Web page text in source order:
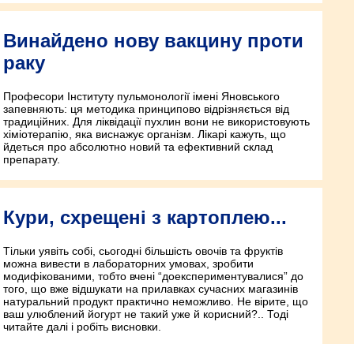
Винайдено нову вакцину проти
раку
Професори Інституту пульмонології імені Яновського
запевняють: ця методика принципово відрізняється від
традиційних. Для ліквідації пухлин вони не використовують
хіміотерапію, яка виснажує організм. Лікарі кажуть, що
йдеться про абсолютно новий та ефективний склад
препарату.
Кури, схрещені з картоплею...
Тільки уявіть собі, сьогодні більшість овочів та фруктів
можна вивести в лабораторних умовах, зробити
модифікованими, тобто вчені “доекспериментувалися” до
того, що вже відшукати на прилавках сучасних магазинів
натуральний продукт практично неможливо. Не вірите, що
ваш улюблений йогурт не такий уже й корисний?.. Тоді
читайте далі і робіть висновки.